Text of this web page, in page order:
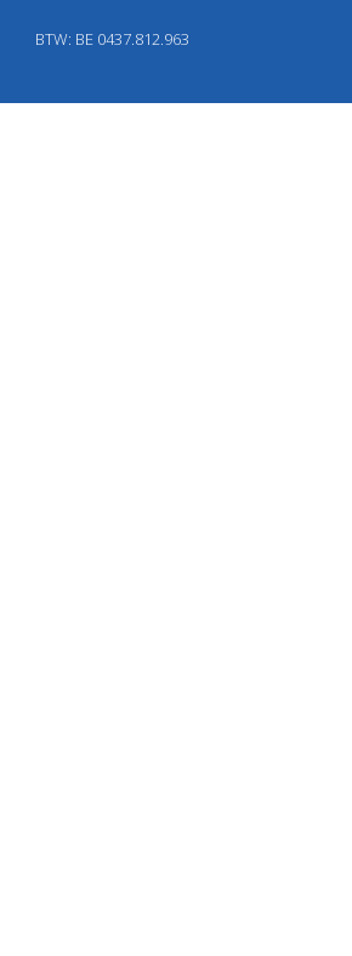
BTW: BE 0437.812.963